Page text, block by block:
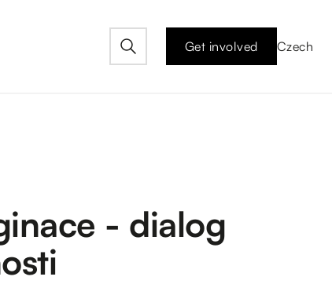
Get involved Czech
- dialog